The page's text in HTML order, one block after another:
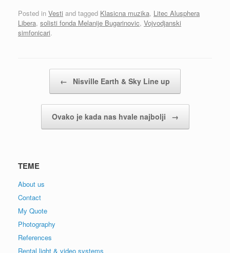
Posted in Vesti and tagged Klasicna muzika, Litec Alusphera
Libera, solisti fonda Melanije Bugarinovic, Vojvodjanski
simfonicari.
← Nisville Earth & Sky Line up
Ovako je kada nas hvale najbolji →
TEME
About us
Contact
My Quote
Photography
References
Rental light & video systems